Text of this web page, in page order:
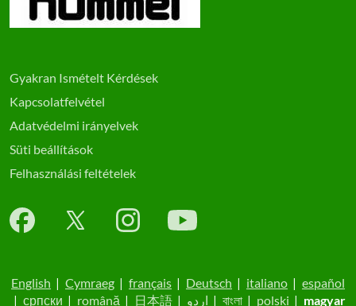
Gyakran Ismételt Kérdések
Kapcsolatfelvétel
Adatvédelmi irányelvek
Süti beállítások
Felhasználási feltételek
English | Cymraeg | français | Deutsch | italiano | español
| српски | română | 日本語| اردو | বাংলা| polski | magyar